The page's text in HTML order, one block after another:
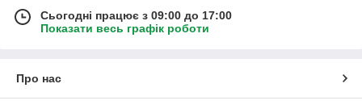
Сьогодні працює з 09:00 до 17:00
Показати весь графік роботи
Про нас